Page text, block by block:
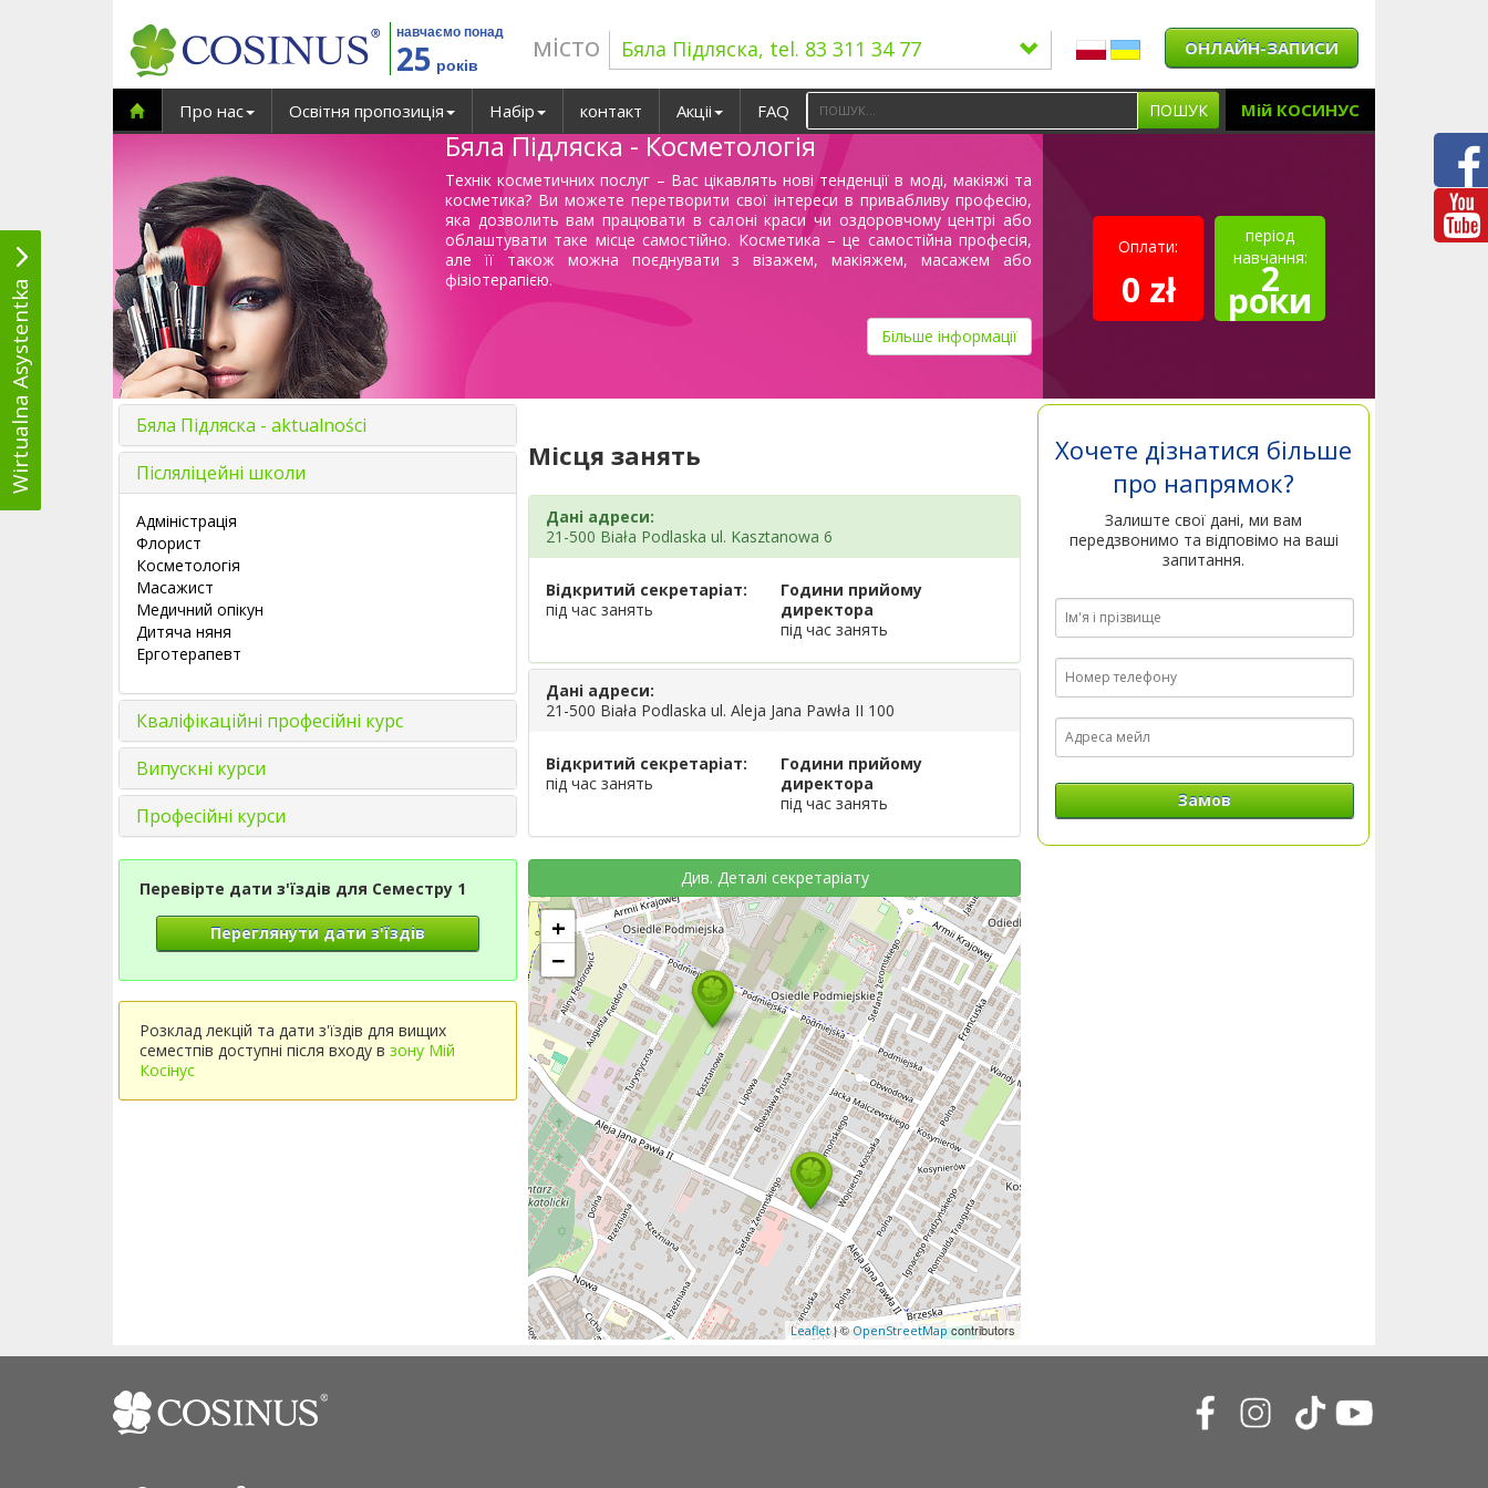
навчаємо понад
25 років
місто Бяла Підляска, tel. 83 311 34 77 ОНЛАЙН-ЗАПИСИ
Мій КОСИНУС
Про нас Освітня пропозиція Набір контакт Акціі FAQ ПОШУК
Бяла Підляска - Косметологія
Технік косметичних послуг – Вас цікавлять нові тенденції в моді, макіяжі та
косметика? Ви можете перетворити свої інтереси в привабливу професію,
яка дозволить вам працювати в салоні краси чи оздоровчому центрі або
облаштувати таке місце самостійно. Косметика – це самостійна професія,
але її також можна поєднувати з візажем, макіяжем, масажем або
фізіотерапією.
Більше інформації
Оплати:
0 zł
період
навчання:
2
роки
Бяла Підляска - aktualności
Післяліцейні школи
Адміністрація
Флорист
Косметологія
Масажист
Медичний опікун
Дитяча няня
Ерготерапевт
Кваліфікаційні професійні курс
Випускні курси
Професійні курси
Перевірте дати з'їздів для Семестру 1
Переглянути дати з'їздів
Розклад лекцій та дати з'їздів для вищих
семестпів доступні після входу в зону Мій
Косінус
Місця занять
Дані адреси:
21-500 Biała Podlaska ul. Kasztanowa 6
Відкритий секретаріат:
під час занять
Години прийому
директора
під час занять
Дані адреси:
21-500 Biała Podlaska ul. Aleja Jana Pawła II 100
Відкритий секретаріат:
під час занять
Години прийому
директора
під час занять
Див. Деталі секретаріату
+
−
Leaflet| ©OpenStreetMapcontributors
Хочете дізнатися більше
про напрямок?
Залиште свої дані, ми вам
передзвонимо та відповімо на ваші
запитання.
Замов
Wirtualna Asystentka